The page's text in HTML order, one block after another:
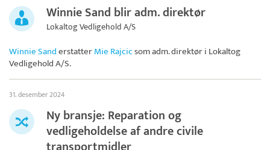
Winnie Sand blir adm. direktør
Lokaltog Vedligehold A/S
Winnie SanderstatterMie Rajcicsom adm. direktør i Lokaltog
Vedligehold A/S.
31. desember 2024
Ny bransje: Reparation og
vedligeholdelse af andre civile